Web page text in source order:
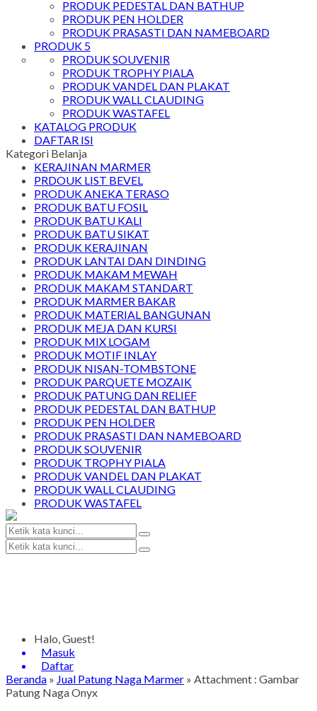
PRODUK PEDESTAL DAN BATHUP
PRODUK PEN HOLDER
PRODUK PRASASTI DAN NAMEBOARD
PRODUK 5
PRODUK SOUVENIR
PRODUK TROPHY PIALA
PRODUK VANDEL DAN PLAKAT
PRODUK WALL CLAUDING
PRODUK WASTAFEL
KATALOG PRODUK
DAFTAR ISI
Kategori Belanja
KERAJINAN MARMER
PRDOUK LIST BEVEL
PRODUK ANEKA TERASO
PRODUK BATU FOSIL
PRODUK BATU KALI
PRODUK BATU SIKAT
PRODUK KERAJINAN
PRODUK LANTAI DAN DINDING
PRODUK MAKAM MEWAH
PRODUK MAKAM STANDART
PRODUK MARMER BAKAR
PRODUK MATERIAL BANGUNAN
PRODUK MEJA DAN KURSI
PRODUK MIX LOGAM
PRODUK MOTIF INLAY
PRODUK NISAN-TOMBSTONE
PRODUK PARQUETE MOZAIK
PRODUK PATUNG DAN RELIEF
PRODUK PEDESTAL DAN BATHUP
PRODUK PEN HOLDER
PRODUK PRASASTI DAN NAMEBOARD
PRODUK SOUVENIR
PRODUK TROPHY PIALA
PRODUK VANDEL DAN PLAKAT
PRODUK WALL CLAUDING
PRODUK WASTAFEL
Halo, Guest!
Masuk
Daftar
Beranda » Jual Patung Naga Marmer » Attachment : Gambar
Patung Naga Onyx